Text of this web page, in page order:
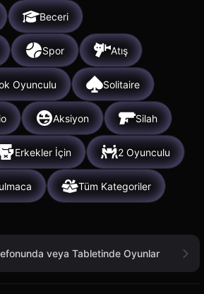
Beceri
Spor Atış
Oyunculu Solitaire
Aksiyon Silah
Erkekler İçin 2 Oyunculu
Tüm Kategoriler
veya Tabletinde Oyunlar